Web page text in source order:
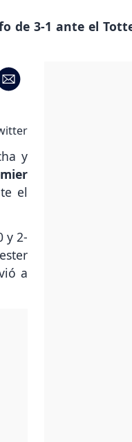
de 3-1 ante el
y
el
y 2-
a